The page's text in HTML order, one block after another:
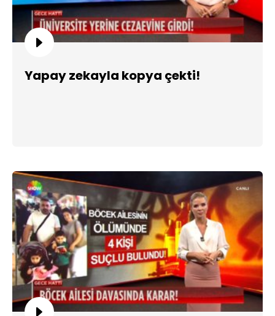
Yapay zekayla kopya çekti!